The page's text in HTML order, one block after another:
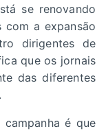
se renovando
a expansão
dirigentes de
que os jornais
das diferentes
é que